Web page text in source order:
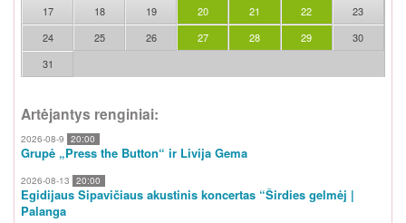
17
18 19 20 21 22
23
24
25 26 27 28 29
30
31
Artėjantys renginiai:
2026-08-9 20:00
Grupė „Press the Button“ ir Livija Gema
2026-08-13 20:00
Egidijaus Sipavičiaus akustinis koncertas “Širdies gelmėj |
Palanga